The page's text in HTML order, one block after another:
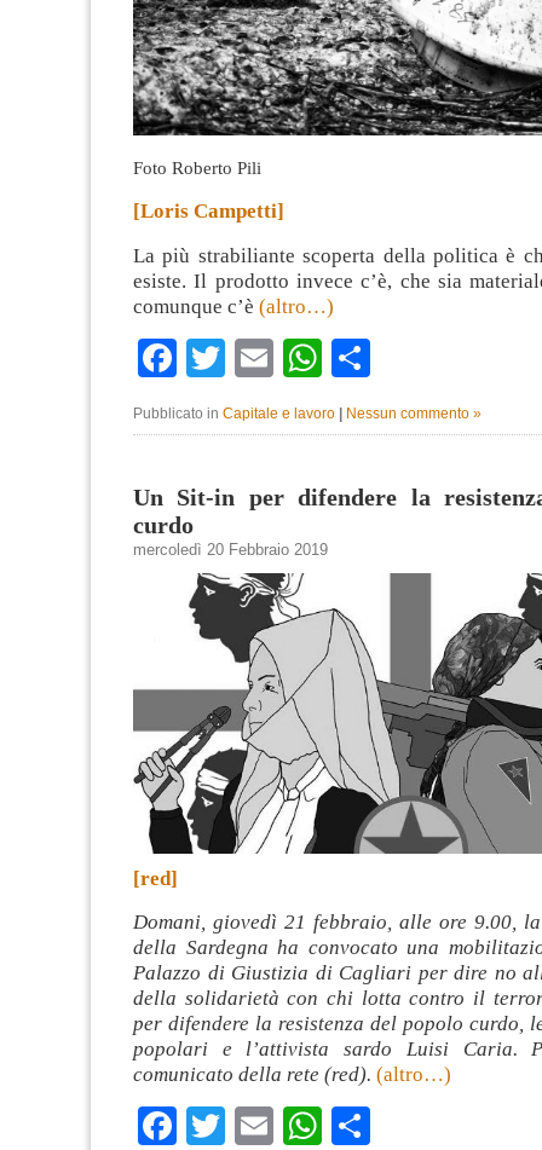
Foto Roberto Pili
[Loris Campetti]
La più strabiliante scoperta della politica è
esiste. Il prodotto invece c’è, che sia
comunque c’è (altro…)
Facebook
TwitterEmailWhatsApp
Pubblicato in Capitale e lavoro | Nessun commento »
Un Sit-in per difendere la
curdo
mercoledì 20 Febbraio 2019
[red]
Domani, giovedì 21 febbraio, alle ore 9.00,
della Sardegna ha convocato una
Palazzo di Giustizia di Cagliari per dire no
della solidarietà con chi lotta contro il
per difendere la resistenza del popolo curdo,
popolari e l’attivista sardo Luisi Caria.
comunicato della rete (red). (altro…)
Facebook
TwitterEmailWhatsApp